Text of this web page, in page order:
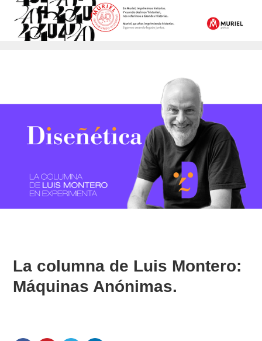
La columna de Luis Montero:
Máquinas Anónimas.